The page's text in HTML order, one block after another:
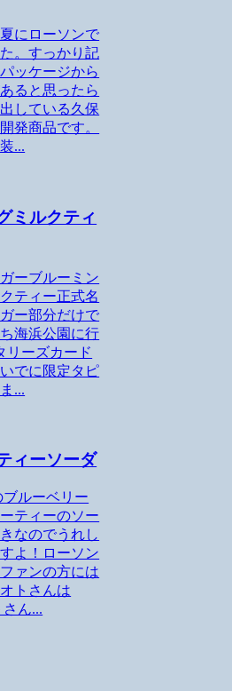
にローソンで
。すっかり記
ッケージから
ると思ったら
している久保
発商品です。
...
ミルクティ
ーブルーミン
ティー正式名
ー部分だけで
海浜公園に行
リーズカード
でに限定タピ
...
ィーソーダ
ルーベリー
ティーのソー
なのでうれし
よ！ローソン
ァンの方には
トさんは
ん...